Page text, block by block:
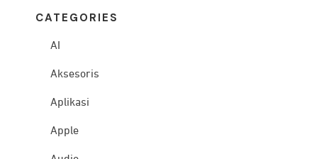
CATEG ORIES
AI
Aksesoris
Aplikasi
Apple